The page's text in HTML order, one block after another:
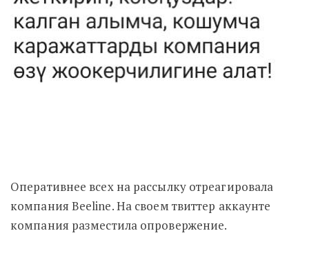
Оперативнее всех на рассылку отреагировала
компания Beeline. На своем твиттер аккаунте
компания разместила опровержение.